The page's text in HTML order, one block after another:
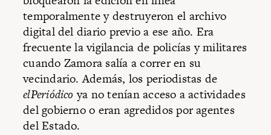
temporalmente y destruyeron el archivo
digital del diario previo a ese año. Era
frecuente la vigilancia de policías y militares
cuando Zamora salía a correr en su
vecindario. Además, los periodistas de
elPeriódico ya no tenían acceso a actividades
del gobierno o eran agredidos por agentes
del Estado.